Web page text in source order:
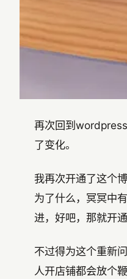
再次回到
了变化。
我再次开通了这个
为了什么，冥冥中
进，好吧，那就开通
不过得为这个重新
人开店铺都会放个